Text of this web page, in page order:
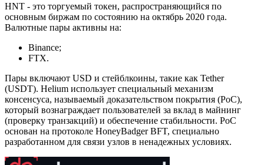
HNT - это торгуемый токен, распространяющийся по
основным биржам по состоянию на октябрь 2020 года.
Валютные пары активны на:
Binance;
FTX.
Пары включают USD и стейблкоины, такие как Tether
(USDT). Helium использует специальный механизм
консенсуса, называемый доказательством покрытия (PoC),
который вознаграждает пользователей за вклад в майнинг
(проверку транзакций) и обеспечение стабильности. PoC
основан на протоколе HoneyBadger BFT, специально
разработанном для связи узлов в ненадежных условиях.